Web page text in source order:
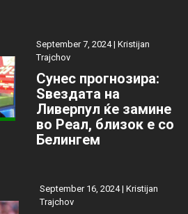
September 7, 2024 | Kristijan
Trajchov
Сунес прогнозира:
Ѕвездата на
Ливерпул ќе замине
во Реал, близок е со
Белингем
September 16, 2024 | Kristijan
Trajchov